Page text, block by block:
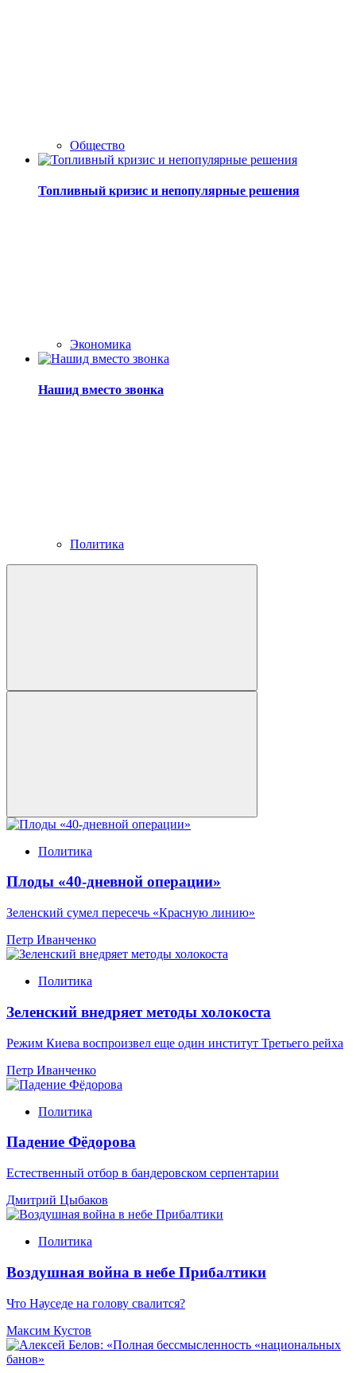
Общество
Топливный кризис и непопулярные решения
Экономика
Нашид вместо звонка
Политика
Политика
Плоды «40-дневной операции»
Зеленский сумел пересечь «Красную линию»
Петр Иванченко
Политика
Зеленский внедряет методы холокоста
Режим Киева воспроизвел еще один институт Третьего рейха
Петр Иванченко
Политика
Падение Фёдорова
Естественный отбор в бандеровском серпентарии
Дмитрий Цыбаков
Политика
Воздушная война в небе Прибалтики
Что Науседе на голову свалится?
Максим Кустов